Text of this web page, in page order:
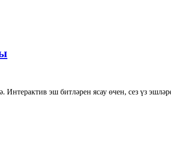
эш битләрен ясау өчен, сез үз